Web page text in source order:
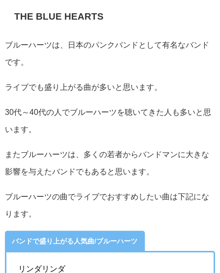
THE BLUE HEARTS
ブルーハーツは、日本のパンクバンドとして有名なバンド
です。
ライブでも盛り上がる曲が多いと思います。
30代～40代の人でブルーハーツを聴いてきた人も多いと思
います。
またブルーハーツは、多くの若者からバンドマンに大きな
影響を与えたバンドでもあると思います。
ブルーハーツの曲でライブでおすすめしたい曲は下記にな
ります。
バンドで盛り上がる人気曲/ブルーハーツ
リンダリンダ